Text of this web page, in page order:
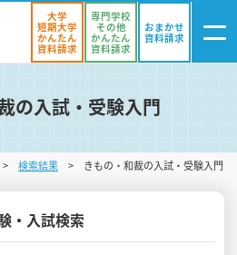
気になる
ンパスを探す
大学
短期大学
かんたん
資料請求
専門学校
その他
かんたん
資料請求
おまかせ
資料請求
の入試・受験入門
検索結果 きもの・和裁の入試・受験入門
・入試検索